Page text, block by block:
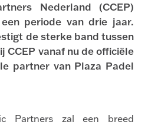
Nederland (CCEP)
periode van drie jaar.
de sterke band tussen
CCEP vanaf nu de officiële
partner van Plaza Padel
Partners zal een breed